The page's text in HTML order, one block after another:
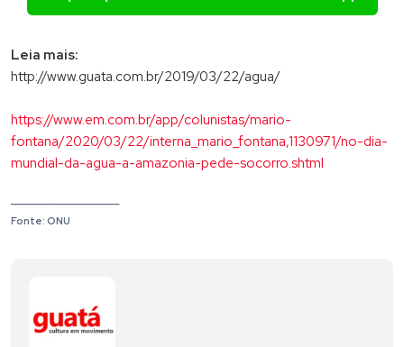
Leia mais:
http://www.guata.com.br/2019/03/22/agua/
https://www.em.com.br/app/colunistas/mario-
fontana/2020/03/22/interna_mario_fontana,1130971/no-dia-
mundial-da-agua-a-amazonia-pede-socorro.shtml
Fonte: ONU